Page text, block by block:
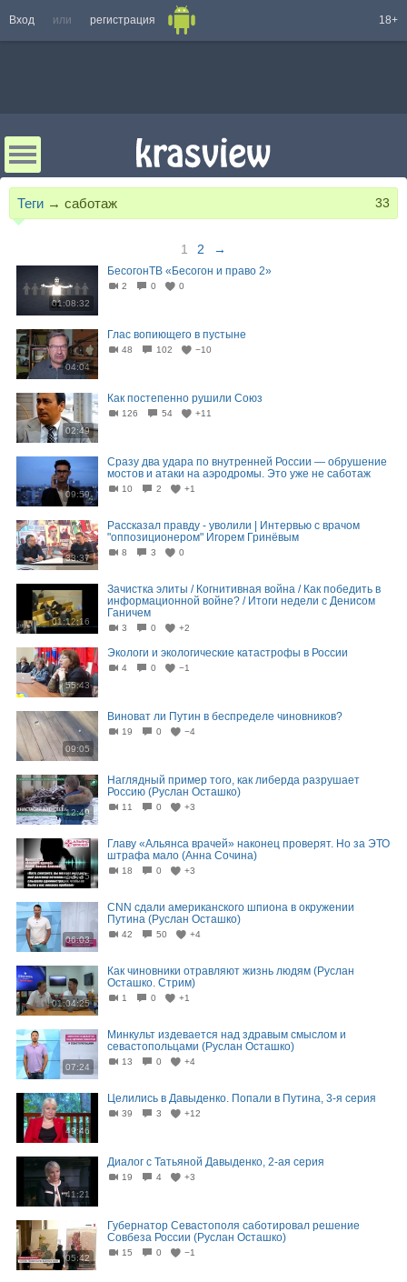
Вход или регистрация 18+
Теги → саботаж 33
1 2 →
01:08:32
БесогонТВ «Бесогон и право 2»
2 0 0
04:04
Глас вопиющего в пустыне
48 102 −10
02:49
Как постепенно рушили Союз
126 54 +11
09:59
Сразу два удара по внутренней России — обрушение
мостов и атаки на аэродромы. Это уже не саботаж
10 2 +1
33:37
Рассказал правду - уволили | Интервью с врачом
"оппозиционером" Игорем Гринёвым
8 3 0
01:12:16
Зачистка элиты / Когнитивная война / Как победить в
информационной войне? / Итоги недели с Денисом
Ганичем
3 0 +2
55:43
Экологи и экологические катастрофы в России
4 0 −1
09:05
Виноват ли Путин в беспределе чиновников?
19 0 −4
12:49
Наглядный пример того, как либерда разрушает
Россию (Руслан Осташко)
11 0 +3
13:35
Главу «Альянса врачей» наконец проверят. Но за ЭТО
штрафа мало (Анна Сочина)
18 0 +3
06:03
CNN сдали американского шпиона в окружении
Путина (Руслан Осташко)
42 50 +4
01:04:25
Как чиновники отравляют жизнь людям (Руслан
Осташко. Стрим)
1 0 +1
07:24
Минкульт издевается над здравым смыслом и
севастопольцами (Руслан Осташко)
13 0 +4
49:46
Целились в Давыденко. Попали в Путина, 3-я серия
39 3 +12
41:21
Диалог с Татьяной Давыденко, 2-ая серия
19 4 +3
05:42
Губернатор Севастополя саботировал решение
Совбеза России (Руслан Осташко)
15 0 −1